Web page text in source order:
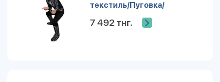
текстиль/Пуговка/
7 492 тнг.